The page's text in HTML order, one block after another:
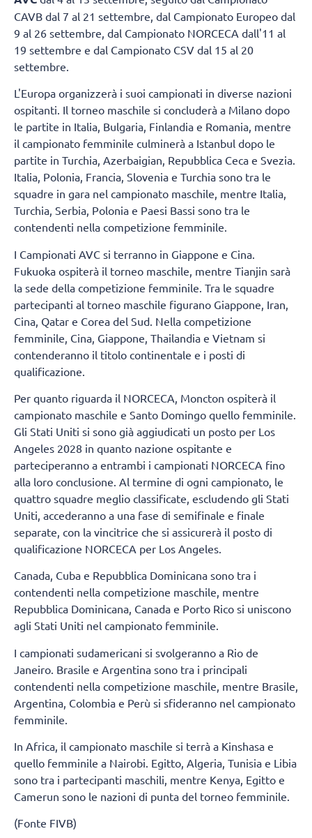
CAVB dal 7 al 21 settembre, dal Campionato Europeo dal
9 al 26 settembre, dal Campionato NORCECA dall'11 al
19 settembre e dal Campionato CSV dal 15 al 20
settembre.
L'Europa organizzerà i suoi campionati in diverse nazioni
ospitanti. Il torneo maschile si concluderà a Milano dopo
le partite in Italia, Bulgaria, Finlandia e Romania, mentre
il campionato femminile culminerà a Istanbul dopo le
partite in Turchia, Azerbaigian, Repubblica Ceca e Svezia.
Italia, Polonia, Francia, Slovenia e Turchia sono tra le
squadre in gara nel campionato maschile, mentre Italia,
Turchia, Serbia, Polonia e Paesi Bassi sono tra le
contendenti nella competizione femminile.
I Campionati AVC si terranno in Giappone e Cina.
Fukuoka ospiterà il torneo maschile, mentre Tianjin sarà
la sede della competizione femminile. Tra le squadre
partecipanti al torneo maschile figurano Giappone, Iran,
Cina, Qatar e Corea del Sud. Nella competizione
femminile, Cina, Giappone, Thailandia e Vietnam si
contenderanno il titolo continentale e i posti di
qualificazione.
Per quanto riguarda il NORCECA, Moncton ospiterà il
campionato maschile e Santo Domingo quello femminile.
Gli Stati Uniti si sono già aggiudicati un posto per Los
Angeles 2028 in quanto nazione ospitante e
parteciperanno a entrambi i campionati NORCECA fino
alla loro conclusione. Al termine di ogni campionato, le
quattro squadre meglio classificate, escludendo gli Stati
Uniti, accederanno a una fase di semifinale e finale
separate, con la vincitrice che si assicurerà il posto di
qualificazione NORCECA per Los Angeles.
Canada, Cuba e Repubblica Dominicana sono tra i
contendenti nella competizione maschile, mentre
Repubblica Dominicana, Canada e Porto Rico si uniscono
agli Stati Uniti nel campionato femminile.
I campionati sudamericani si svolgeranno a Rio de
Janeiro. Brasile e Argentina sono tra i principali
contendenti nella competizione maschile, mentre Brasile,
Argentina, Colombia e Perù si sfideranno nel campionato
femminile.
In Africa, il campionato maschile si terrà a Kinshasa e
quello femminile a Nairobi. Egitto, Algeria, Tunisia e Libia
sono tra i partecipanti maschili, mentre Kenya, Egitto e
Camerun sono le nazioni di punta del torneo femminile.
(Fonte FIVB)